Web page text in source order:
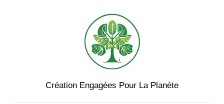
Création Engagées Pour La Planète